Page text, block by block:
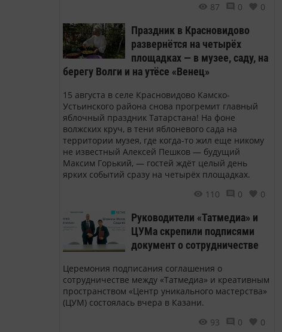
87
0 0
Праздник в Красновидово
развернётся на четырёх
площадках — в музее, саду, на
берегу Волги и на утёсе «Венец»
15 августа в селе Красновидово Камско-
Устьинского района снова прогремит главный
яблочный праздник Татарстана! На фоне
волжских круч, в тени яблоневого сада на
территории музея, где когда-то жил еще никому
не известный Алексей Пешков — будущий
Максим Горький, — гостей ждёт целый день
ярких событий сразу на четырёх площадках.
110
0 0
Руководители «Татмедиа» и
ЦУМа скрепили подписями
документ о сотрудничестве
Церемония подписания соглашения о
сотрудничестве между «Татмедиа» и креативным
пространством «Центр уникального мастерства»
(ЦУМ) состоялась вчера в Казани.
93
0 0